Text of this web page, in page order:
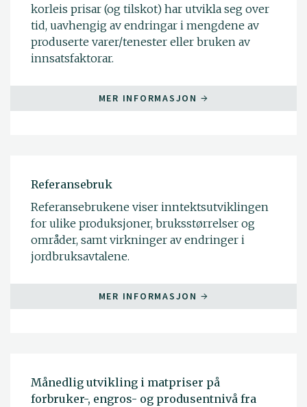
korleis prisar (og tilskot) har utvikla seg over
tid, uavhengig av endringar i mengdene av
produserte varer/tenester eller bruken av
innsatsfaktorar.
MER INFORMASJON
Referansebruk
Referansebrukene viser inntektsutviklingen
for ulike produksjoner, bruksstørrelser og
områder, samt virkninger av endringer i
jordbruksavtalene.
MER INFORMASJON
Månedlig utvikling i matpriser på
forbruker-, engros- og produsentnivå fra